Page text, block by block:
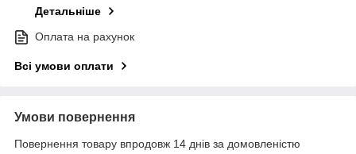
Детальніше
Оплата на рахунок
Всі умови оплати
Умови повернення
Повернення товару впродовж 14 днів за домовленістю